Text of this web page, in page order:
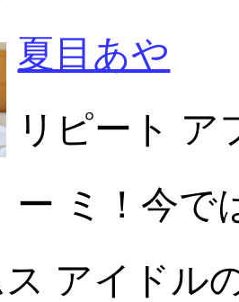
夏目あや
リピート ア
ー ミ！今で
アイドル